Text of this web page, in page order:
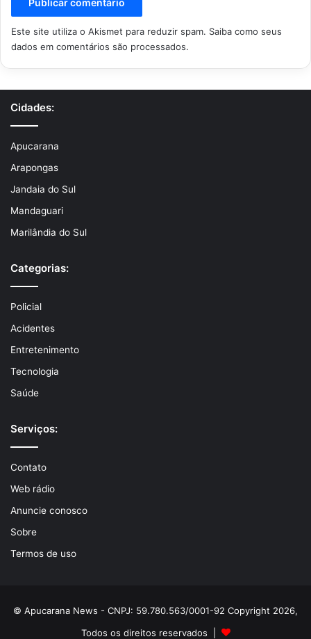
Este site utiliza o Akismet para reduzir spam. Saiba como seus
dados em comentários são processados.
Cidades:
Apucarana
Arapongas
Jandaia do Sul
Mandaguari
Marilândia do Sul
Categorias:
Policial
Acidentes
Entretenimento
Tecnologia
Saúde
Serviços:
Contato
Web rádio
Anuncie conosco
Sobre
Termos de uso
© Apucarana News - CNPJ: 59.780.563/0001-92 Copyright 2026,
Todos os direitos reservados |